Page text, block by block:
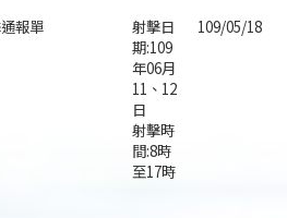
報單
射擊日
期:109
年06月
11、12
日
射擊時
間:8時
至17時
109/05/18